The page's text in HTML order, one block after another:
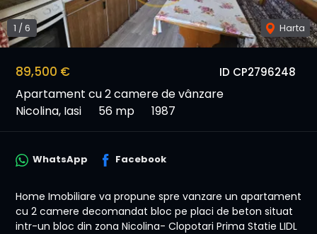
ID CP2796248
89,500 €
Apartament cu 2 camere de vânzare
Nicolina, Iasi
56 mp 1987
1 / 6 Harta
WhatsApp Facebook
Home Imobiliare va propune spre vanzare un apartament
cu 2 camere decomandat bloc pe placi de beton situat
intr-un bloc din zona Nicolina- Clopotari Prima Statie LIDL